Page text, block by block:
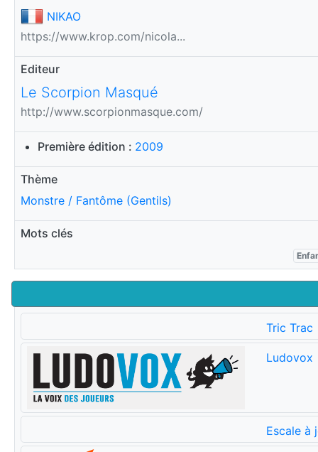
NIKAO
https://www.krop.com/nicola...
Editeur
Le Scorpion Masqué
http://www.scorpionmasque.com/
Première édition : 2009
Thème
Monstre / Fantôme (Gentils)
Mots clés
Tric Trac
Ludovox
Escale à